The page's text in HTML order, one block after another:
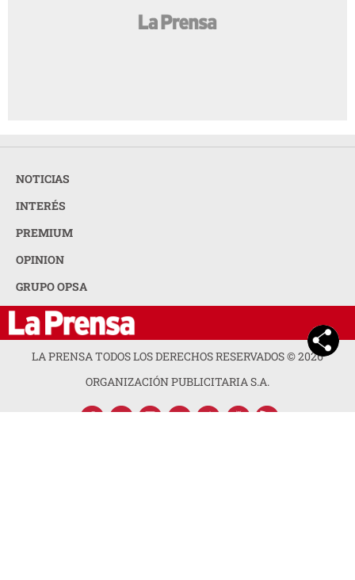
NOTICIAS
INTERÉS
PREMIUM
OPINION
GRUPO OPSA
LA PRENSA TODOS LOS DERECHOS RESERVADOS ©2026
ORGANIZACIÓN PUBLICITARIA S.A.